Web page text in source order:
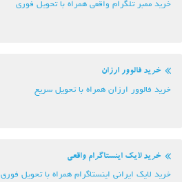
خرید ممبر تلگرام واقعی همراه با تحویل فوری
خرید فالوور ارزان
خرید فالوور ارزان همراه با تحویل سریع
خرید لایک اینستاگرام واقعی
خرید لایک ایرانی اینستاگرام همراه با تحویل فوری